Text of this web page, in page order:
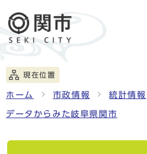
現在位置
ホーム 市政情報 統計情報
データからみた岐阜県関市